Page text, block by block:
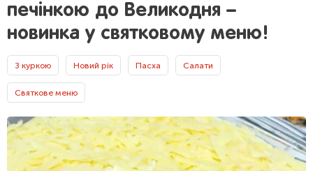
печінкою до Великодня –
новинка у святковому меню!
З куркою Новий рік Пасха Салати
Святкове меню